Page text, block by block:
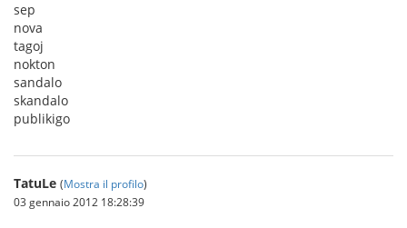
sep
nova
tagoj
nokton
sandalo
skandalo
publikigo
TatuLe (Mostra il profilo)
03 gennaio 2012 18:28:39